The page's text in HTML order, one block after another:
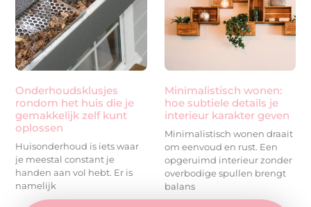
Onderhoudsklusjes
rondom het huis die je
gemakkelijk zelf kunt
oplossen
Huisonderhoud is iets waar
je meestal constant je
handen aan vol hebt. Er is
namelijk
Minimalistisch wonen:
hoe subtiele details je
interieur karakter geven
Minimalistisch wonen draait
om eenvoud en rust. Een
opgeruimd interieur zonder
overbodige spullen brengt
balans